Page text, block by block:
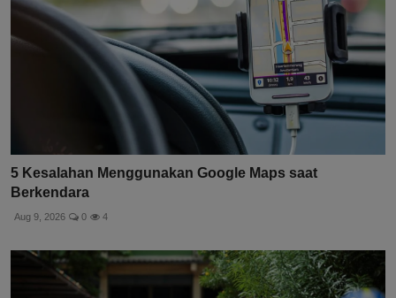
5 Kesalahan Menggunakan Google Maps saat
Berkendara
Aug 9, 2026 0 4